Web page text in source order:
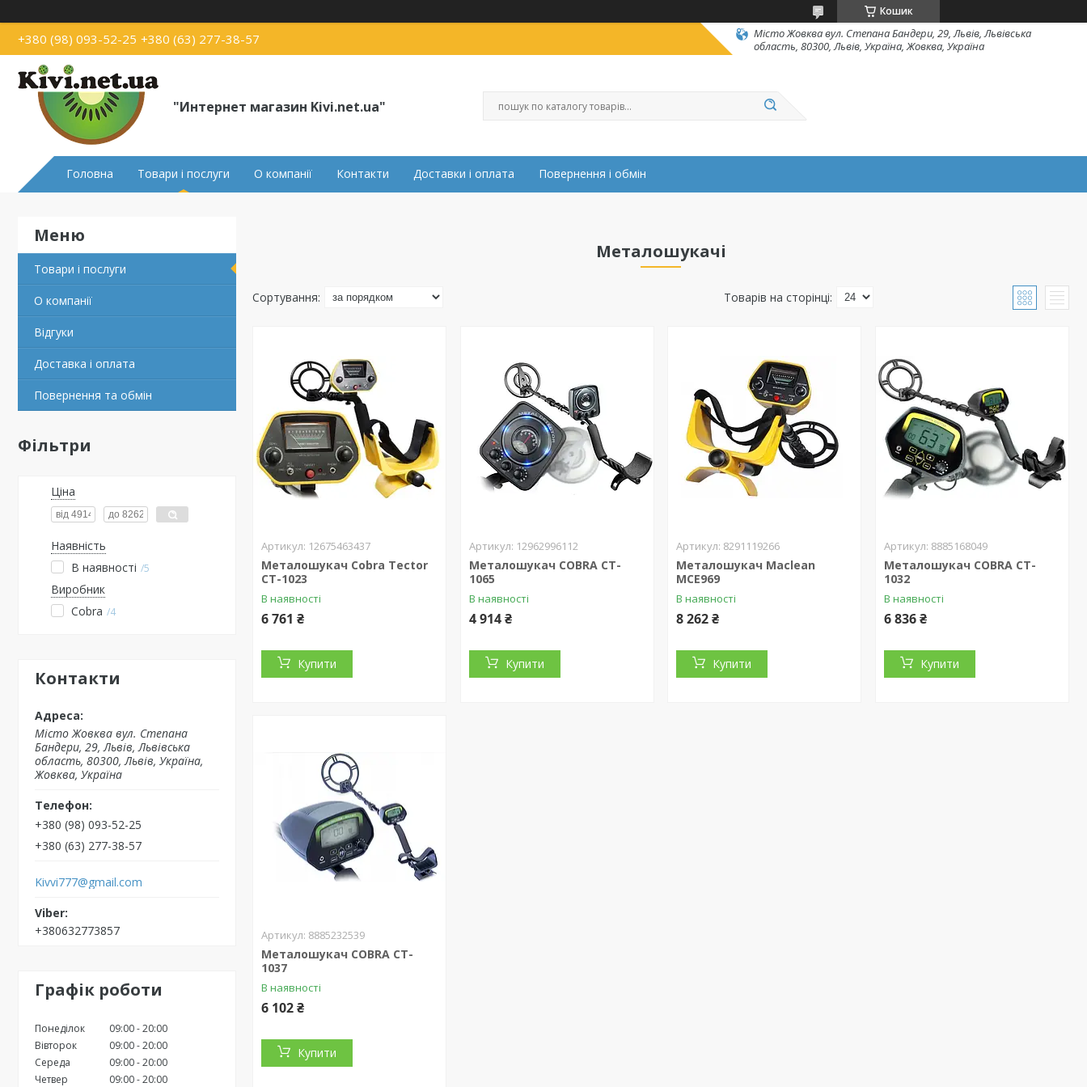
Кошик
+380 (98) 093-52-25 +380 (63) 277-38-57
Місто Жовква вул. Степана Бандери, 29, Львів, Львівська
область, 80300, Львів, Україна, Жовква, Україна
"Интернет магазин Kivi.net.ua"
Головна Товари і послуги О компанії Контакти Доставки і оплата Повернення і обмін
Товари і послуги
О компанії
Відгуки
Доставка і оплата
Повернення та обмін
Фільтри
Ціна
Наявність
В наявності 5
Виробник
Cobra
4
Контакти
Місто Жовква вул. Степана
Бандери, 29, Львів, Львівська
область, 80300, Львів, Україна,
Жовква, Україна
+380 (98) 093-52-25
+380 (63) 277-38-57
Kivvi777@gmail.com
+380632773857
Графік роботи
Понеділок 09:00 20:00
Вівторок
09:00 20:00
Середа
09:00 20:00
Четвер
09:00 20:00
Металошукачі
12675463437
Металошукач Cobra Tector
CT-1023
В наявності
6 761 ₴
Купити
12962996112
Металошукач COBRA CT-
1065
В наявності
4 914 ₴
Купити
8291119266
Металошукач Maclean
MCE969
В наявності
8 262 ₴
Купити
8885168049
Металошукач COBRA CT-
1032
В наявності
6 836 ₴
Купити
8885232539
Металошукач COBRA CT-
1037
В наявності
6 102 ₴
Купити